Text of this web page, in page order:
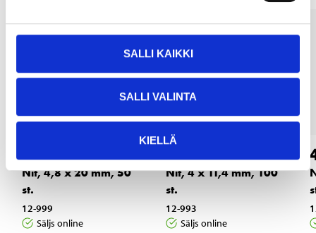
SALLI KAIKKI
SALLI VALINTA
KIELLÄ
4
Nit, 4,8 x 20 mm, 50
st.
12-999
Säljs online
4
Nit, 4 x 11,4 mm, 100
st.
12-993
Säljs online